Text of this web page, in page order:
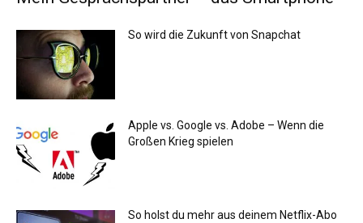
So wird die Zukunft von Snapchat
Apple vs. Google vs. Adobe – Wenn die
Großen Krieg spielen
So holst du mehr aus deinem Netflix-Abo